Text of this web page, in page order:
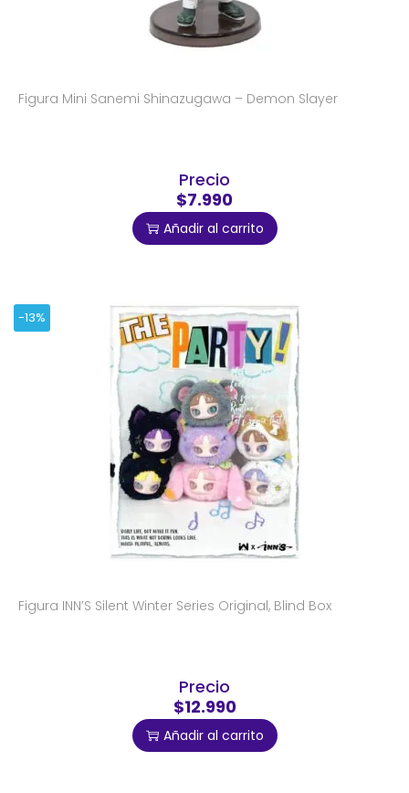
Figura Mini Sanemi Shinazugawa – Demon Slayer
Precio
$7.990
Añadir al carrito
-13%
Figura INN’S Silent Winter Series Original, Blind Box
Precio
$12.990
Añadir al carrito